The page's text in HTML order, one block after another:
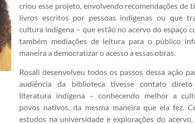
criou esse projeto, envolvendo recomendações de
livros escritos por pessoas indígenas ou que
cultura indígena – que estão no acervo do espaço
também mediações de leitura para o público
maneira a democratizar o acesso a essas obras.
Rosali desenvolveu todos os passos dessa ação
audiência da biblioteca tivesse contato
literatura indígena – conhecendo melhor a
povos nativos, da mesma maneira que ela fez.
estudos na universidade e explorações do